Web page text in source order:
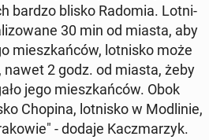
bardzo blisko Radomia. Lot­ni­
30 min od miasta, aby
miesz­kań­ców, lot­ni­sko może
nawet 2 godz. od miasta, żeby
jego miesz­kań­ców. Obok
Chopina, lot­ni­sko w Mo­dli­nie,
- dodaje Kacz­ma­rzyk.